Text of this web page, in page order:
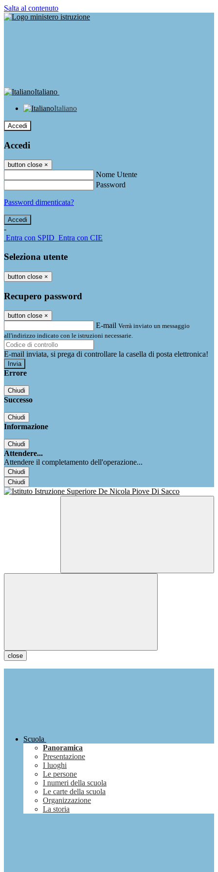
Salta al contenuto
Italiano
Italiano
Accedi
Accedi
button close ×
Nome Utente
Password
Password dimenticata?
-
Entra con SPID Entra con CIE
Seleziona utente
button close ×
Recupero password
button close ×
E-mail Verrà inviato un messaggio
all'indirizzo indicato con le istruzioni necessarie.
E-mail inviata, si prega di controllare la casella di posta elettronica!
Errore
Chiudi
Successo
Chiudi
Informazione
Chiudi
Attendere...
Attendere il completamento dell'operazione...
Chiudi
Chiudi
close
Scuola
Panoramica
Presentazione
I luoghi
Le persone
I numeri della scuola
Le carte della scuola
Organizzazione
La storia